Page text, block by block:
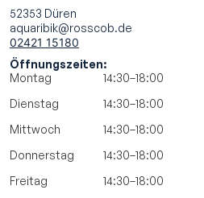
52353 Düren
aquaribik@rosscob.de
02421 15180
Öffnungszeiten:
Montag
14:30–18:00
Dienstag
14:30–18:00
Mittwoch
14:30–18:00
Donnerstag
14:30–18:00
Freitag
14:30–18:00